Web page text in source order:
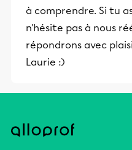
à comprendre. Si tu
n'hésite pas à nous
répondrons avec
Laurie :)